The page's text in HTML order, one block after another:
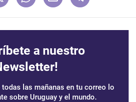
a nuestro
las mañanas en tu correo lo
sobre Uruguay y el mundo.